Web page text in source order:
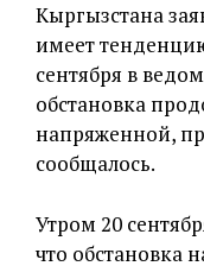
Кыргызстана
имеет
сентября в
обстановка
напряженной,
сообщалось.
Утром 20
что обстановка